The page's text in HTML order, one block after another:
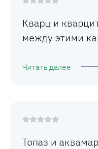
Кварц и
между этими
Читать далее
Топаз и